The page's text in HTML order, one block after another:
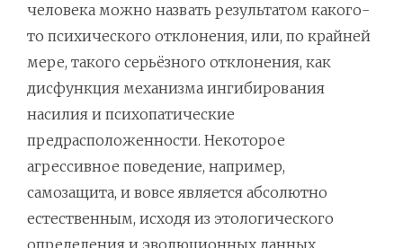
человека можно назвать результатом какого-
то психического отклонения, или, по крайней
мере, такого серьёзного отклонения, как
дисфункция механизма ингибирования
насилия и психопатические
предрасположенности. Некоторое
агрессивное поведение, например,
самозащита, и вовсе является абсолютно
естественным, исходя из этологического
определения и эволюционных данных.